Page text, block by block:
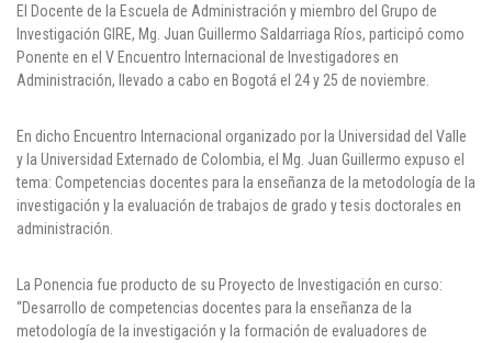
El Docente de la Escuela de Administración y miembro del Grupo de
Investigación GIRE, Mg. Juan Guillermo Saldarriaga Ríos, participó como
Ponente en el V Encuentro Internacional de Investigadores en
Administración, llevado a cabo en Bogotá el 24 y 25 de noviembre.
En dicho Encuentro Internacional organizado por la Universidad del Valle
y la Universidad Externado de Colombia, el Mg. Juan Guillermo expuso el
tema: Competencias docentes para la enseñanza de la metodología de la
investigación y la evaluación de trabajos de grado y tesis doctorales en
administración.
La Ponencia fue producto de su Proyecto de Investigación en curso:
“Desarrollo de competencias docentes para la enseñanza de la
metodología de la investigación y la formación de evaluadores de
Campus Estadio: CR 70 # 52-49
(+57) (4) 4 600 700
Medellín - Colombia - Suramérica
Denuncia de Corrupción y Sobornos